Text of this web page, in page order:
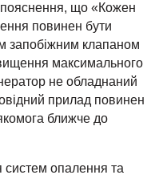
пояснення, що «Кожен
повинен бути
запобіжним клапаном
максимального
не обладнаний
прилад повинен
ближче до
систем опалення та